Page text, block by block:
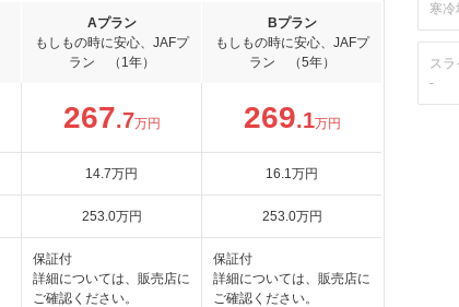
Aプラン
もしもの時に安心、JAFプ
ラン （1年）
Bプラン
もしもの時に安心、JAFプ
ラン （5年）
267.7万円 269.1万円
14.7万円 16.1万円
253.0万円 253.0万円
保証付
詳細については、販売店に
ご確認ください。
保証付
詳細については、販売店に
ご確認ください。
寒冷
スラ
-